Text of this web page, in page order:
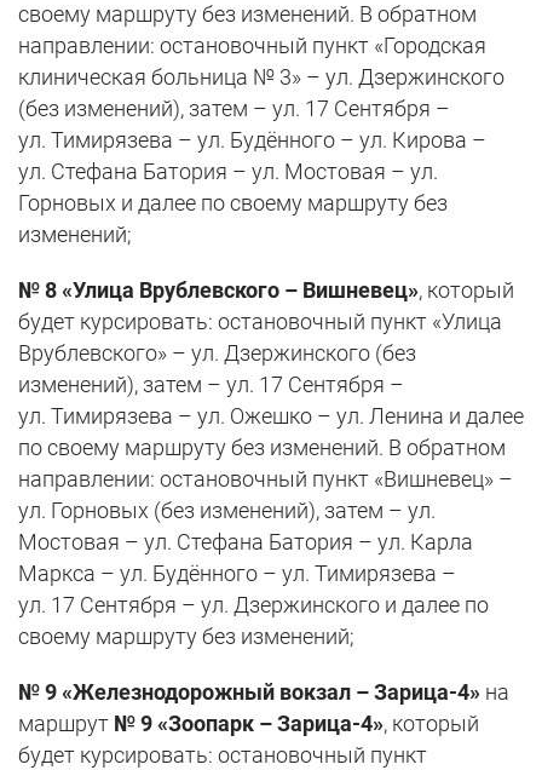
своему маршруту без изменений. В обратном
направлении: остановочный пункт «Городская
клиническая больница № 3» – ул. Дзержинского
(без изменений), затем – ул. 17 Сентября –
ул. Тимирязева – ул. Будённого – ул. Кирова –
ул. Стефана Батория – ул. Мостовая – ул.
Горновых и далее по своему маршруту без
изменений;
№ 8 «Улица Врублевского – Вишневец», который
будет курсировать: остановочный пункт «Улица
Врублевского» – ул. Дзержинского (без
изменений), затем – ул. 17 Сентября –
ул. Тимирязева – ул. Ожешко – ул. Ленина и далее
по своему маршруту без изменений. В обратном
направлении: остановочный пункт «Вишневец» –
ул. Горновых (без изменений), затем – ул.
Мостовая – ул. Стефана Батория – ул. Карла
Маркса – ул. Будённого – ул. Тимирязева –
ул. 17 Сентября – ул. Дзержинского и далее по
своему маршруту без изменений;
№ 9 «Железнодорожный вокзал – Зарица-4» на
маршрут № 9 «Зоопарк – Зарица-4», который
будет курсировать: остановочный пункт